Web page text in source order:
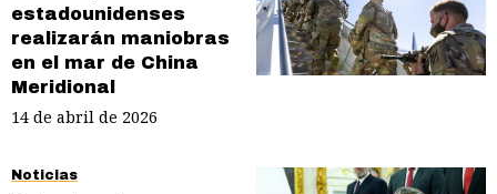
estadounidenses
realizarán maniobras
en el mar de China
Meridional
14 de abril de 2026
Noticias